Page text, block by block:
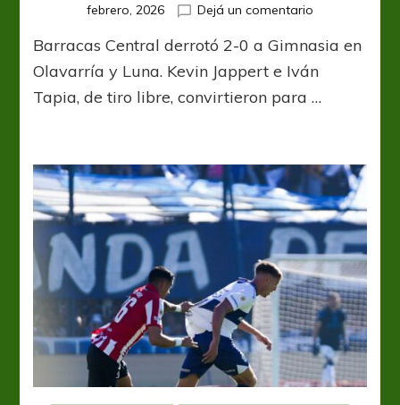
febrero, 2026
Dejá un comentario
y
ganador
Barracas Central derrotó 2-0 a Gimnasia en
Olavarría y Luna. Kevin Jappert e Iván
Tapia, de tiro libre, convirtieron para …